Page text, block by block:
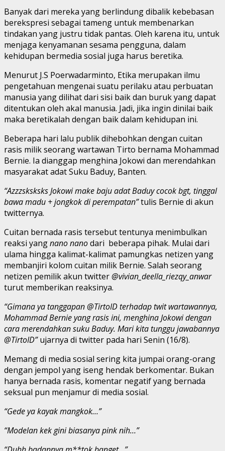
Banyak dari mereka yang berlindung dibalik kebebasan
berekspresi sebagai tameng untuk membenarkan
tindakan yang justru tidak pantas. Oleh karena itu, untuk
menjaga kenyamanan sesama pengguna, dalam
kehidupan bermedia sosial juga harus beretika.
Menurut J.S Poerwadarminto, Etika merupakan ilmu
pengetahuan mengenai suatu perilaku atau perbuatan
manusia yang dilihat dari sisi baik dan buruk yang dapat
ditentukan oleh akal manusia. Jadi, jika ingin dinilai baik
maka beretikalah dengan baik dalam kehidupan ini.
Beberapa hari lalu publik dihebohkan dengan cuitan
rasis milik seorang wartawan Tirto bernama Mohammad
Bernie. Ia dianggap menghina Jokowi dan merendahkan
masyarakat adat Suku Baduy, Banten.
“Azzzsksksks Jokowi make baju adat Baduy cocok bgt, tinggal
bawa madu + jongkok di perempatan”tulis Bernie di akun
twitternya.
Cuitan bernada rasis tersebut tentunya menimbulkan
reaksi yangnano nanodari beberapa pihak. Mulai dari
ulama hingga kalimat-kalimat pamungkas netizen yang
membanjiri kolom cuitan milik Bernie. Salah seorang
netizen pemilik akun twitter@vivian_deella_riezqy_anwar
turut memberikan reaksinya.
“Gimana ya tanggapan @TirtoID terhadap twit wartawannya,
Mohammad Bernie yang rasis ini, menghina Jokowi dengan
cara merendahkan suku Baduy. Mari kita tunggu jawabannya
@TirtoID”ujarnya di twitter pada hari Senin (16/8).
Memang di media sosial sering kita jumpai orang-orang
dengan jempol yang iseng hendak berkomentar. Bukan
hanya bernada rasis, komentar negatif yang bernada
seksual pun menjamur di media sosial.
“Gede ya kayak mangkok…”
“Modelan kek gini biasanya pink nih…”